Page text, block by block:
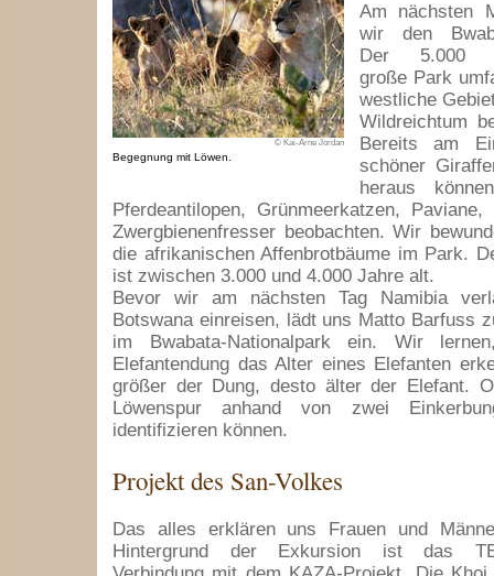
© Kai-Arne Jordan
Begegnung mit Löwen.
Am nächsten
wir den
Der 5.000
große Park
westliche
Wildreichtum
Bereits am
schöner
heraus
Pferdeantilopen, Grünmeerkatzen,
Zwergbienenfresser beobachten. Wir
die afrikanischen Affenbrotbäume im Park.
ist zwischen 3.000 und 4.000 Jahre alt.
Bevor wir am nächsten Tag Namibia
Botswana einreisen, lädt uns Matto Barfuss
im Bwabata-Nationalpark ein. Wir
Elefantendung das Alter eines Elefanten
größer der Dung, desto älter der Elefant.
Löwenspur anhand von zwei
identifizieren können.
Projekt des San-Volkes
Das alles erklären uns Frauen und
Hintergrund der Exkursion ist das